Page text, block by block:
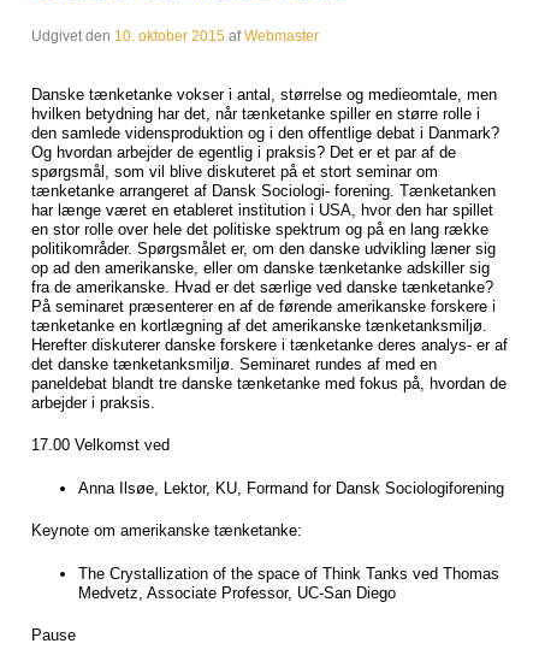
Udgivet den 10. oktober 2015 afWebmaster
Danske tænketanke vokser i antal, størrelse og medieomtale, men
hvilken betydning har det, når tænketanke spiller en større rolle i
den samlede vidensproduktion og i den offentlige debat i Danmark?
Og hvordan arbejder de egentlig i praksis? Det er et par af de
spørgsmål, som vil blive diskuteret på et stort seminar om
tænketanke arrangeret af Dansk Sociologi- forening. Tænketanken
har længe været en etableret institution i USA, hvor den har spillet
en stor rolle over hele det politiske spektrum og på en lang række
politikområder. Spørgsmålet er, om den danske udvikling læner sig
op ad den amerikanske, eller om danske tænketanke adskiller sig
fra de amerikanske. Hvad er det særlige ved danske tænketanke?
På seminaret præsenterer en af de førende amerikanske forskere i
tænketanke en kortlægning af det amerikanske tænketanksmiljø.
Herefter diskuterer danske forskere i tænketanke deres analys- er af
det danske tænketanksmiljø. Seminaret rundes af med en
paneldebat blandt tre danske tænketanke med fokus på, hvordan de
arbejder i praksis.
17.00 Velkomst ved
Anna Ilsøe, Lektor, KU, Formand for Dansk Sociologiforening
Keynote om amerikanske tænketanke:
The Crystallization of the space of Think Tanks ved Thomas
Medvetz, Associate Professor, UC-San Diego
Pause